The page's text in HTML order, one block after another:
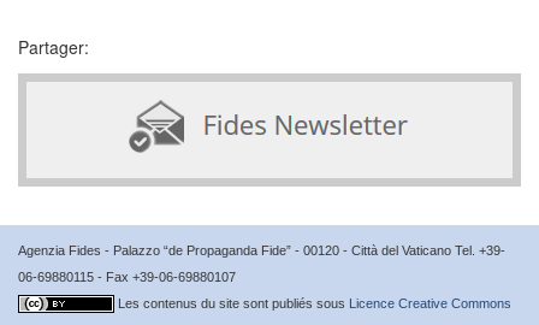
Partager:
Agenzia Fides - Palazzo “de Propaganda Fide” - 00120 - Città del Vaticano Tel. +39-
06-69880115 - Fax +39-06-69880107
Les contenus du site sont publiés sous Licence Creative Commons